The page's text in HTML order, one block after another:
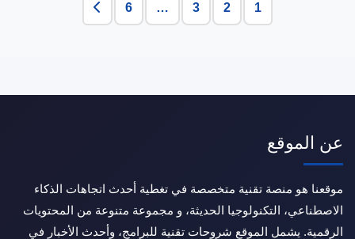
1
2
3
…
6
عن الموقع
موقعنا هو منصة تقنية متخصصة في تغطية أحدث اتجاهات الذكاء
الاصطناعي، التكنولوجيا الحديثة، و مجموعة متنوعة من المحتويات
الرقمية. يشمل الموقع شروحات تقنية للبرامج، وأحدث الأخبار في